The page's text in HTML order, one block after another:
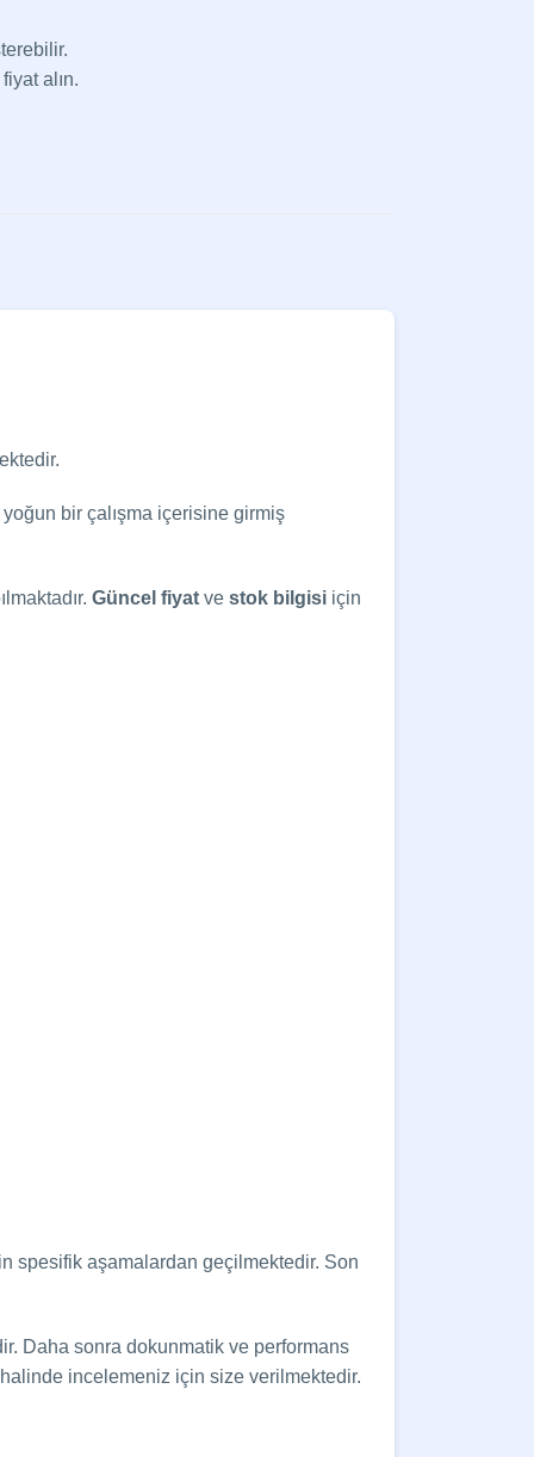
alın.
bir çalışma içerisine girmiş
Güncel fiyat ve stok bilgisi için
spesifik aşamalardan geçilmektedir. Son
Daha sonra dokunmatik ve performans
incelemeniz için size verilmektedir.